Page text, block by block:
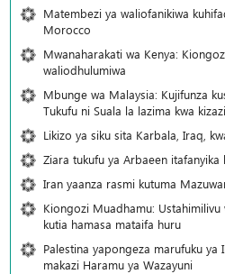
Matembezi ya waliofanikiwa
Morocco
Mwanaharakati wa Kenya:
waliodhulumiwa
Mbunge wa Malaysia: Kujifunza
Tukufu ni Suala la lazima kwa
Likizo ya siku sita Karbala, Iraq,
Ziara tukufu ya Arbaeen itafanyika
Iran yaanza rasmi kutuma
Kiongozi Muadhamu:
kutia hamasa mataifa huru
Palestina yapongeza marufuku
makazi Haramu ya Wazayuni